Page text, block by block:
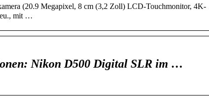
(20.9 Megapixel, 8 cm (3,2 Zoll) LCD-Touchmonitor, 4K-
mit …
Nikon D500 Digital SLR im …